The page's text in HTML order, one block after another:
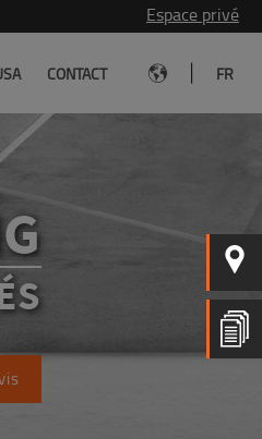
Espace privé
CONTACT FR